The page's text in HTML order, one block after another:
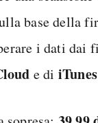
base della
i dati dai
e di iTunes